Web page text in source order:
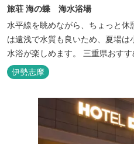
旅荘 海の蝶 海水浴場
水平線を眺めながら、ちょっと
は遠浅で水質も良いため、夏場
水浴が楽しめます。 三重県おすすめ海水浴場ビーチ特集はこちら
🏖三重の海水浴場ビーチ特集 プー
伊勢志摩